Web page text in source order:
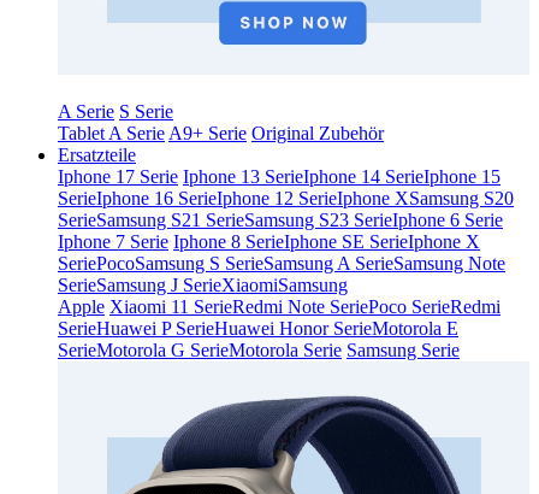
A Serie S Serie
Tablet A Serie A9+ Serie Original Zubehör
Ersatzteile
Iphone 17 Serie Iphone 13 SerieIphone 14 SerieIphone 15
SerieIphone 16 SerieIphone 12 SerieIphone XSamsung S20
SerieSamsung S21 SerieSamsung S23 SerieIphone 6 Serie
Iphone 7 Serie Iphone 8 SerieIphone SE SerieIphone X
SeriePocoSamsung S SerieSamsung A SerieSamsung Note
SerieSamsung J SerieXiaomiSamsung
Apple Xiaomi 11 SerieRedmi Note SeriePoco SerieRedmi
SerieHuawei P SerieHuawei Honor SerieMotorola E
SerieMotorola G SerieMotorola Serie Samsung Serie